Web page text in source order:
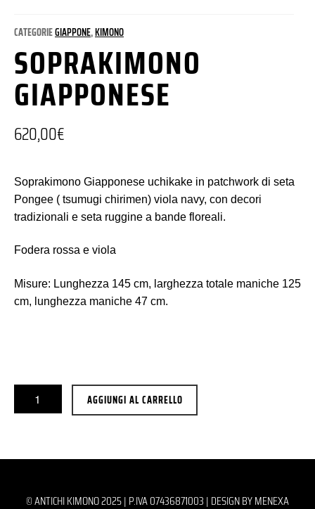
CATEGORIEGIAPPONE,KIMONO
SOPRAKIMONO
GIAPPONESE
620,00€
Soprakimono Giapponese uchikake in patchwork di seta
Pongee ( tsumugi chirimen) viola navy, con decori
tradizionali e seta ruggine a bande floreali.
Fodera rossa e viola
Misure: Lunghezza 145 cm, larghezza totale maniche 125
cm, lunghezza maniche 47 cm.
AGGIUNGI AL CARRELLO
© ANTICHI KIMONO 2025 | P.IVA 07436871003 | DESIGN BY MENEXA